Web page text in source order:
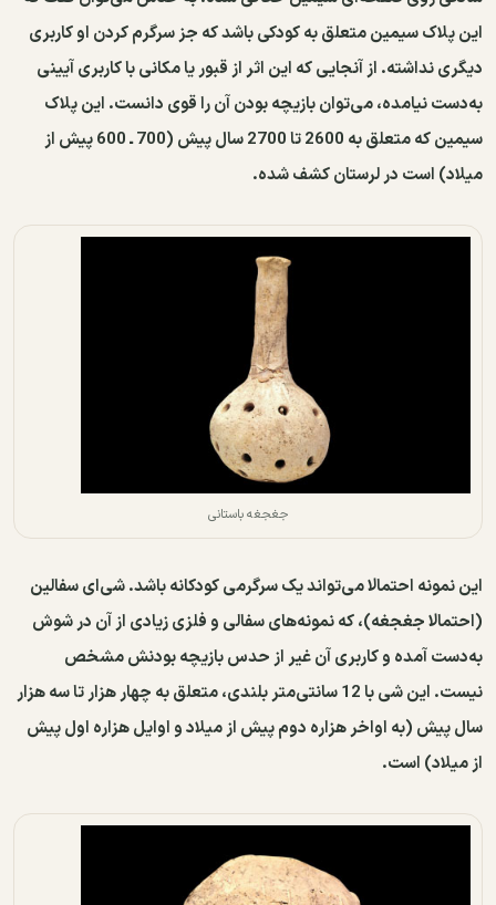
این پلاک سیمین متعلق به کودکی باشد که جز سرگرم کردن او کاربری
دیگری نداشته. از آنجایی که این اثر از قبور یا مکانی با کاربری آیینی
به‌دست نیامده، می‌توان بازیچه بودن آن را قوی دانست. این پلاک
سیمین که متعلق به 2600 تا 2700 سال پیش (700 ـ 600 پیش ‌از
میلاد) است در لرستان کشف شده.
جغجغه باستانی
این نمونه احتمالا می‌تواند یک سرگرمی کودکانه باشد. شی‌ای سفالین
(احتمالا جغجغه)، که نمونه‌های سفالی و فلزی زیادی از آن در شوش
به‌دست آمده و کاربری آن غیر از حدس بازیچه بودنش مشخص
نیست. این شی با 12 سانتی‌متر بلندی، متعلق به چهار هزار تا سه هزار
سال پیش (به اواخر هزاره دوم پیش ‌از میلاد و اوایل هزاره اول پیش
‌از میلاد) است.